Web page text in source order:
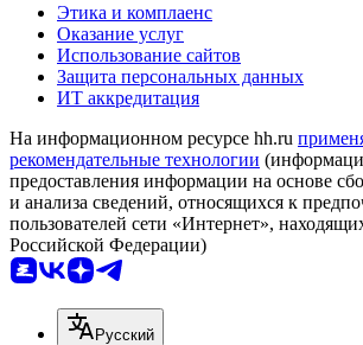
Этика и комплаенс
Оказание услуг
Использование сайтов
Защита персональных данных
ИТ аккредитация
На информационном ресурсе hh.ru
рекомендательные технологии
предоставления информации на основе
и анализа сведений, относящихся к
пользователей сети «Интернет»,
Российской Федерации)
Русский